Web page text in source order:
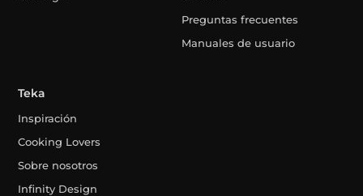
Preguntas frecuentes
Manuales de usuario
Teka
Inspiración
Cooking Lovers
Sobre nosotros
Infinity Design